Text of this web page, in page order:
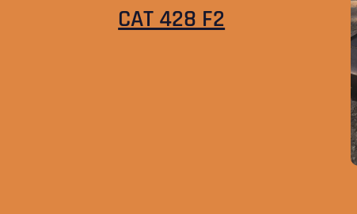
CAT 428 F2